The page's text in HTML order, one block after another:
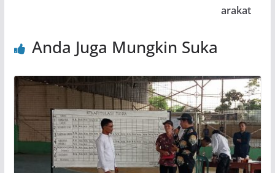
arakat
Anda Juga Mungkin Suka